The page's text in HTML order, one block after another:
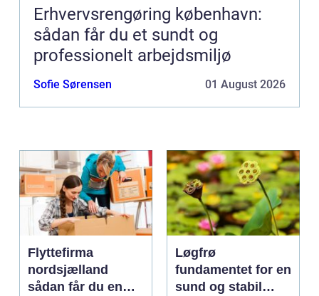
Erhvervsrengøring københavn:
sådan får du et sundt og
professionelt arbejdsmiljø
Sofie Sørensen 01 August 2026
Flyttefirma
nordsjælland
sådan får du en
Løgfrø
fundamentet for en
sund og stabil